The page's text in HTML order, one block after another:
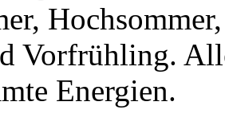
Vorfrühling.
Energien.